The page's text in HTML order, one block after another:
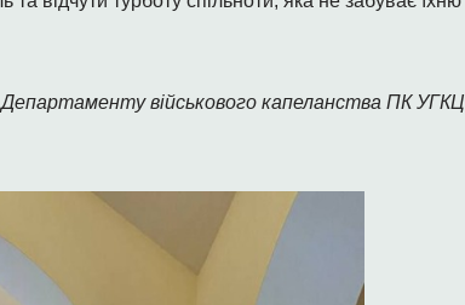
військового капеланства ПК УГКЦ